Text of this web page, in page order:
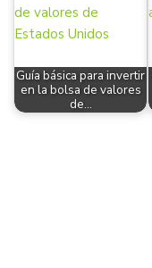
Guía básica para invertir
en la bolsa de valores
de…